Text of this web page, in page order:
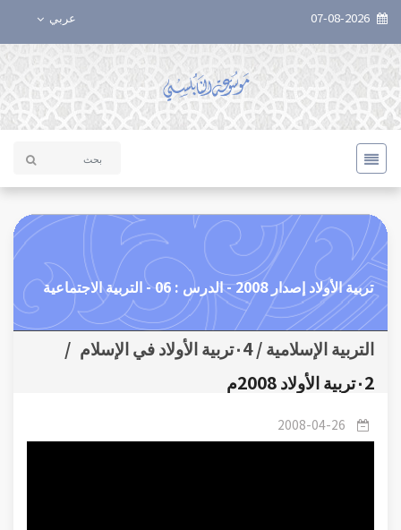
عربي
تربية الأولاد إصدار 2008 - الدرس : 06 - التربية الاجتماعية
التربية الإسلامية / ٠4تربية الأولاد في الإسلام
/
٠2تربية الأولاد 2008م
2008-04-26